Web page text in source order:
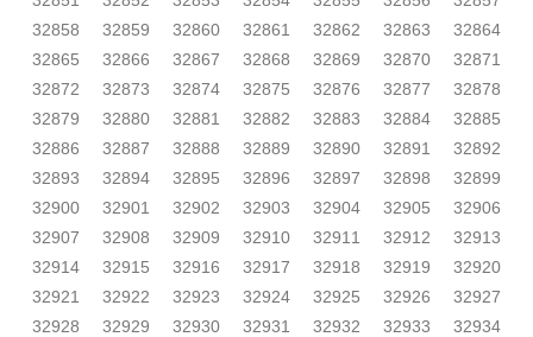
32858
32859 32860 32861 32862 32863
32864
32865
32866 32867 32868 32869 32870
32871
32872
32873 32874 32875 32876 32877
32878
32879
32880 32881 32882 32883 32884
32885
32886
32887 32888 32889 32890 32891
32892
32893
32894 32895 32896 32897 32898
32899
32900
32901 32902 32903 32904 32905
32906
32907
32908 32909 32910 32911 32912
32913
32914
32915 32916 32917 32918 32919
32920
32921
32922 32923 32924 32925 32926
32927
32928
32929 32930 32931 32932 32933
32934